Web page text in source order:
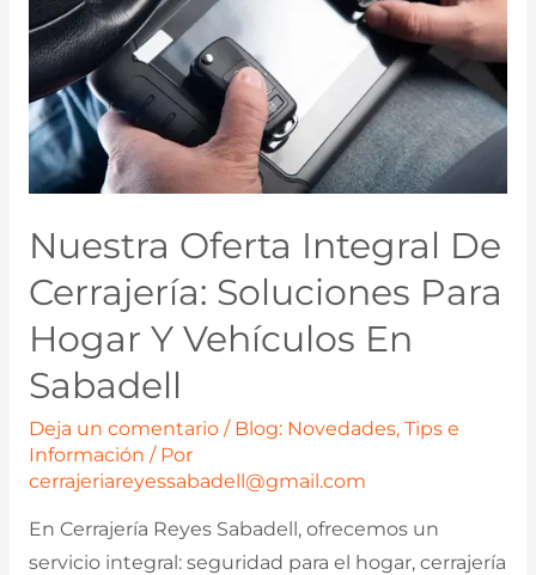
Nuestra Oferta Integral De
Cerrajería: Soluciones Para
Hogar Y Vehículos En
Sabadell
Deja un comentario / Blog: Novedades, Tips e
Información / Por
cerrajeriareyessabadell@gmail.com
En Cerrajería Reyes Sabadell, ofrecemos un
servicio integral: seguridad para el hogar, cerrajería